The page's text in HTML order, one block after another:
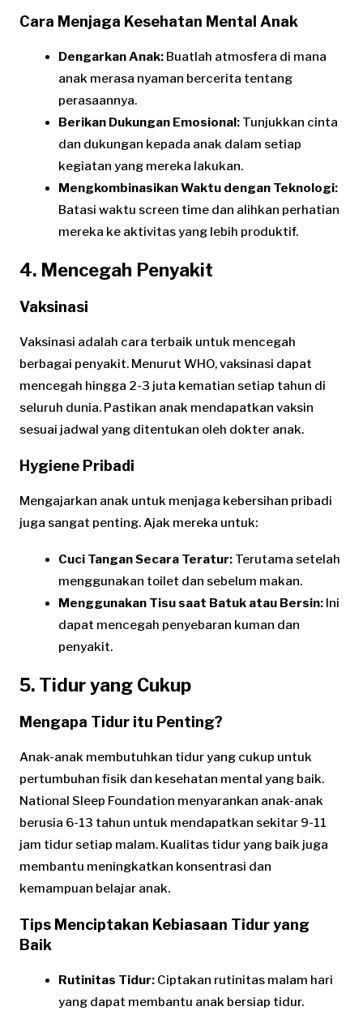
Cara Menjaga Kesehatan Mental Anak
Dengarkan Anak: Buatlah atmosfera di mana
anak merasa nyaman bercerita tentang
perasaannya.
Berikan Dukungan Emosional: Tunjukkan cinta
dan dukungan kepada anak dalam setiap
kegiatan yang mereka lakukan.
Mengkombinasikan Waktu dengan Teknologi:
Batasi waktu screen time dan alihkan perhatian
mereka ke aktivitas yang lebih produktif.
4. Mencegah Penyakit
Vaksinasi
Vaksinasi adalah cara terbaik untuk mencegah
berbagai penyakit. Menurut WHO, vaksinasi dapat
mencegah hingga 2-3 juta kematian setiap tahun di
seluruh dunia. Pastikan anak mendapatkan vaksin
sesuai jadwal yang ditentukan oleh dokter anak.
Hygiene Pribadi
Mengajarkan anak untuk menjaga kebersihan pribadi
juga sangat penting. Ajak mereka untuk:
Cuci Tangan Secara Teratur: Terutama setelah
menggunakan toilet dan sebelum makan.
Menggunakan Tisu saat Batuk atau Bersin: Ini
dapat mencegah penyebaran kuman dan
penyakit.
5. Tidur yang Cukup
Mengapa Tidur itu Penting?
Anak-anak membutuhkan tidur yang cukup untuk
pertumbuhan fisik dan kesehatan mental yang baik.
National Sleep Foundation menyarankan anak-anak
berusia 6-13 tahun untuk mendapatkan sekitar 9-11
jam tidur setiap malam. Kualitas tidur yang baik juga
membantu meningkatkan konsentrasi dan
kemampuan belajar anak.
Tips Menciptakan Kebiasaan Tidur yang
Baik
Rutinitas Tidur: Ciptakan rutinitas malam hari
yang dapat membantu anak bersiap tidur.